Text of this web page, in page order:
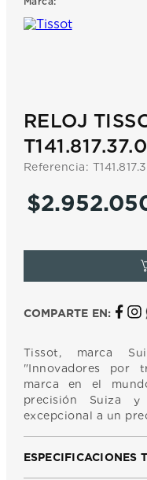
RELOJ
Referencia:
$2.952.
COMPARTE EN:
Tissot, marca
"Innovadores por
marca en el
precisión Suiza
excepcional a un
ESPECIFICACIONES